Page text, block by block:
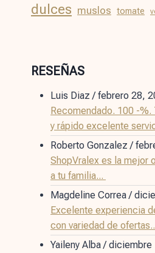
dulces muslos tomate
RESEÑAS
Luis Diaz /febrero 28,
Recomendado. 100 -%.
y rápido excelente
Roberto Gonzalez /
ShopVralex es la mejor
a tu familia...
Magdeline Correa /
Excelente experiencia
con variedad de
Yaileny Alba /diciembre